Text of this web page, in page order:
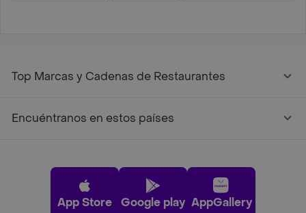
Top Marcas y Cadenas de Restaurantes
Encuéntranos en estos países
App Store Google play AppGallery